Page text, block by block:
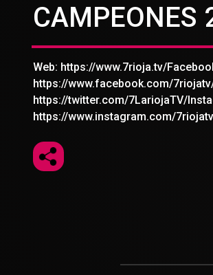
CAMPEONES
Web: https://www.7rioja.tv/
https://www.facebook.com/
https://twitter.com/7LariojaTV/
https://www.instagram.com/